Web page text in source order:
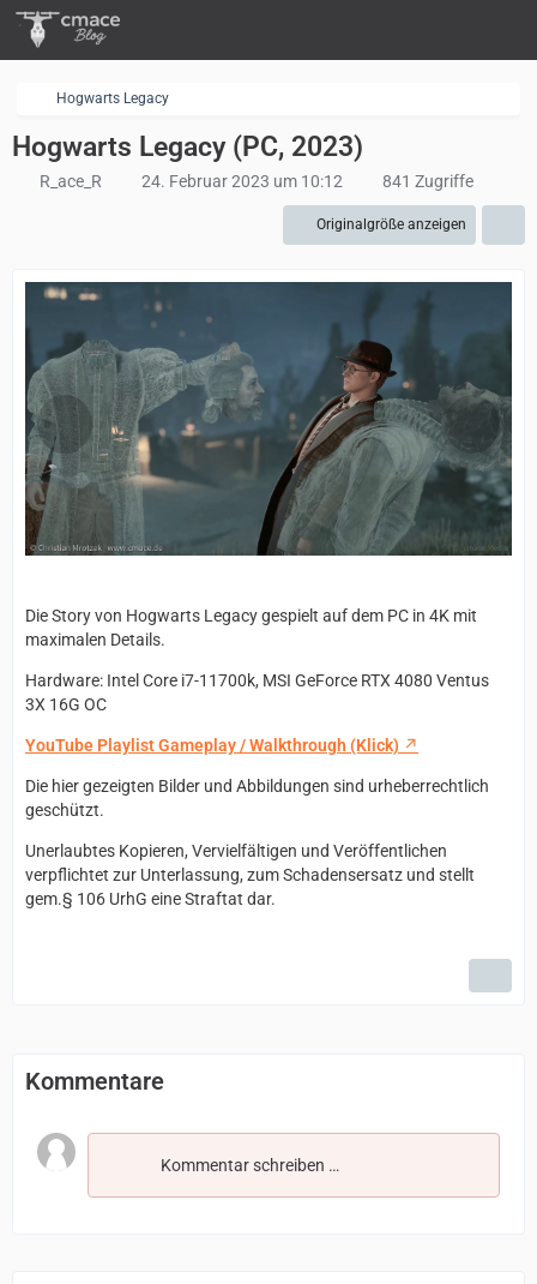
Hogwarts Legacy
Hogwarts Legacy (PC, 2023)
R_ace_R 24. Februar 2023 um 10:12 841 Zugriffe
Originalgröße anzeigen
Die Story von Hogwarts Legacy gespielt auf dem PC in 4K mit
maximalen Details.
Hardware: Intel Core i7-11700k, MSI GeForce RTX 4080 Ventus
3X 16G OC
YouTube Playlist Gameplay / Walkthrough (Klick)
Die hier gezeigten Bilder und Abbildungen sind urheberrechtlich
geschützt.
Unerlaubtes Kopieren, Vervielfältigen und Veröffentlichen
verpflichtet zur Unterlassung, zum Schadensersatz und stellt
gem.§ 106 UrhG eine Straftat dar.
Kommentare
Kommentar schreiben …